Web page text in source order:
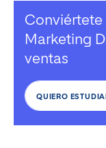
Conviértete
Marketing
ventas
QUIERO